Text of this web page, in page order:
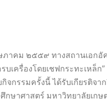
าคม ๒๕๕๙ ทางสถานเอกอั
บเครื่องโดยเชฟกระทะเหล็
จกรรมครั้งนี้ ได้รับเกียรติจ
ษาศาสตร์ มหาวิทยาลัยเกษ